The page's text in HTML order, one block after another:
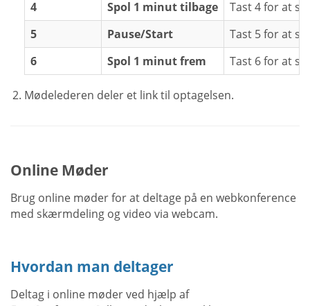
4 Spol 1 minut tilbage
Tast 4 for at
5
Pause/Start
Tast 5 for at
6
Spol 1 minut frem Tast 6 for at
Mødelederen deler et link til optagelsen.
Online Møder
Brug online møder for at deltage på en webkonference
med skærmdeling og video via webcam.
Hvordan man deltager
Deltag i online møder ved hjælp af